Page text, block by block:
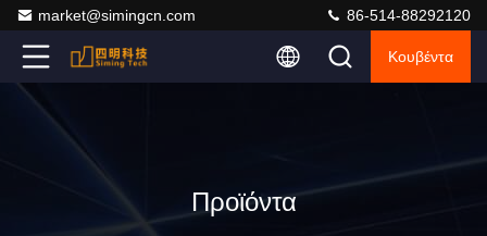
market@simingcn.com 86-514-88292120
Κουβέντα
Προϊόντα